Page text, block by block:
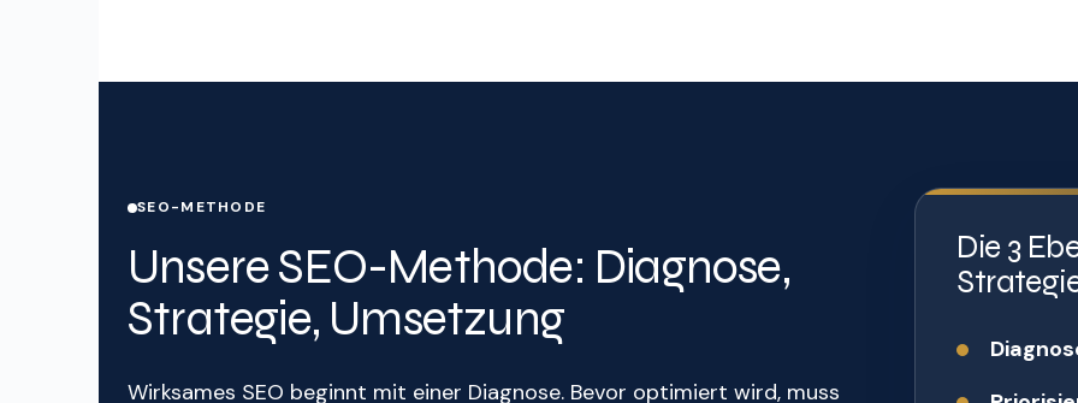
SEO-METHODE
Unsere SEO-Methode: Diagnose,
Strategie, Umsetzung
Wirksames SEO beginnt mit einer Diagnose. Bevor optimiert wird, muss
Die 3